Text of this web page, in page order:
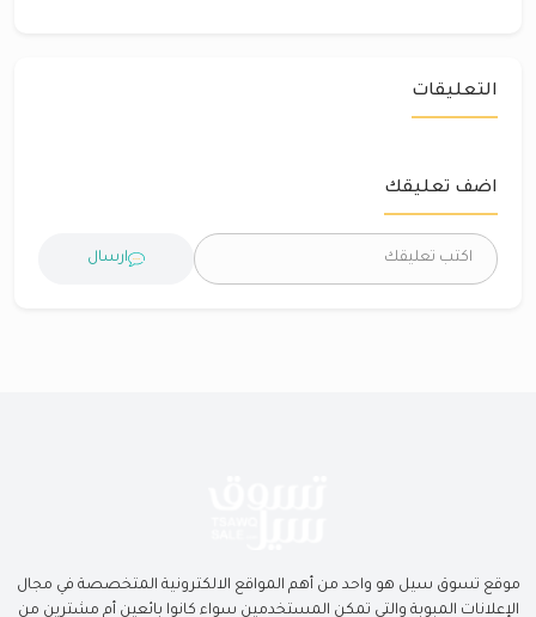
التعليقات
اضف تعليقك
ارسال
موقع تسوق سيل هو واحد من أهم المواقع الالكترونية المتخصصة في مجال
الإعلانات المبوبة والتي تمكن المستخدمين سواء كانوا بائعين أم مشترين من